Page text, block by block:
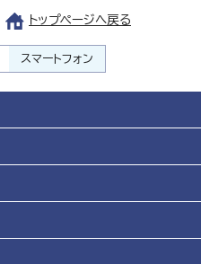
トップページへ戻る
スマートフォン